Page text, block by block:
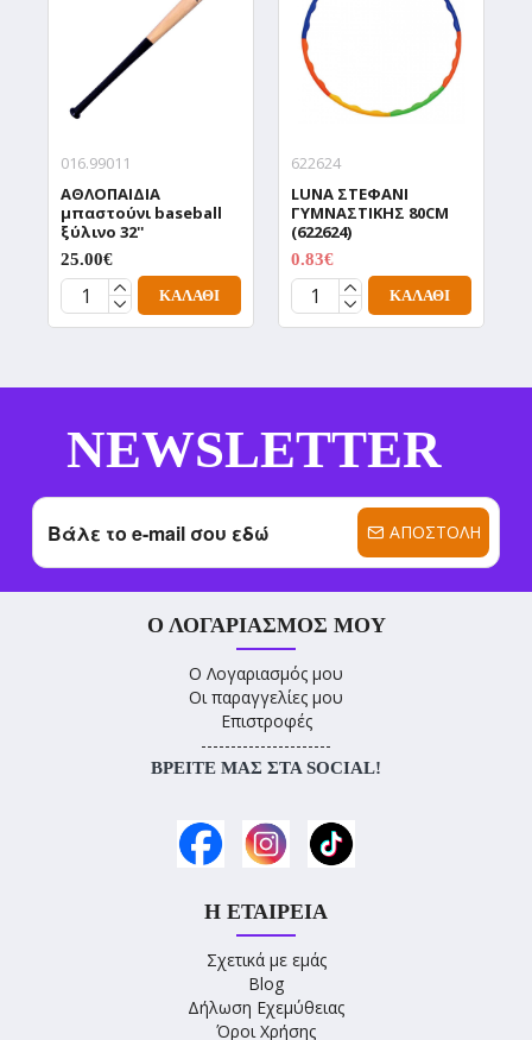
016.99011
ΑΘΛΟΠΑΙΔΙΑ
μπαστούνι baseball
ξύλινο 32''
25.00€
ΚΑΛΆΘΙ
622624
LUNA ΣΤΕΦΑΝΙ
ΓΥΜΝΑΣΤΙΚΗΣ 80CM
(622624)
0.83€
ΚΑΛΆΘΙ
NEWSLETTER
ΑΠΟΣΤΟΛΉ
Ο ΛΟΓΑΡΙΑΣΜΌΣ ΜΟΥ
Ο Λογαριασμός μου
Οι παραγγελίες μου
Επιστροφές
----------------------
ΒΡΕΊΤΕ ΜΑΣ ΣΤΑ SOCIAL!
Η ΕΤΑΙΡΕΊΑ
Σχετικά με εμάς
Blog
Δήλωση Εχεμύθειας
Όροι Χρήσης